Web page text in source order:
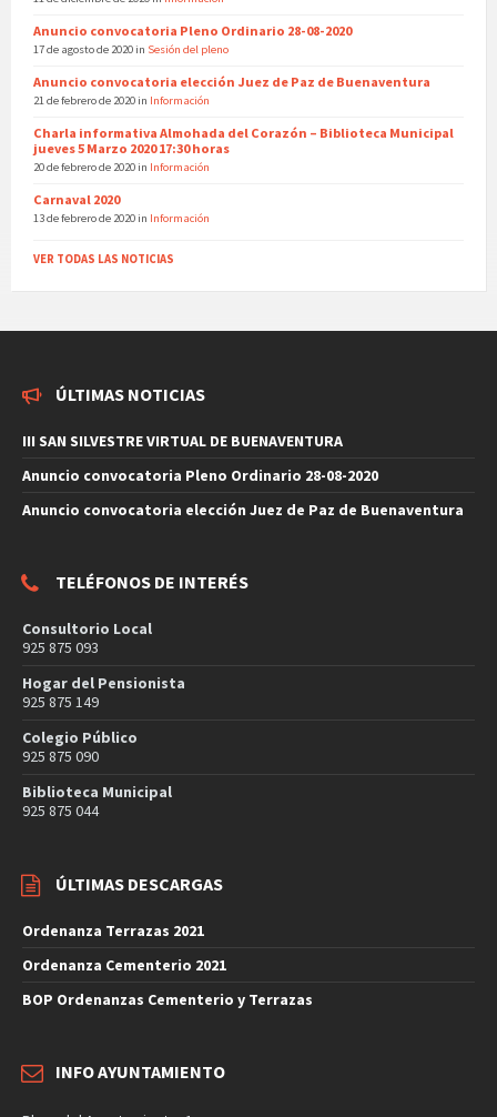
Anuncio convocatoria Pleno Ordinario 28-08-2020
17 de agosto de 2020 in Sesión del pleno
Anuncio convocatoria elección Juez de Paz de Buenaventura
21 de febrero de 2020 in Información
Charla informativa Almohada del Corazón – Biblioteca Municipal
jueves 5 Marzo 2020 17:30 horas
20 de febrero de 2020 in Información
Carnaval 2020
13 de febrero de 2020 in Información
VER TODAS LAS NOTICIAS
ÚLTIMAS NOTICIAS
III SAN SILVESTRE VIRTUAL DE BUENAVENTURA
Anuncio convocatoria Pleno Ordinario 28-08-2020
Anuncio convocatoria elección Juez de Paz de Buenaventura
TELÉFONOS DE INTERÉS
Consultorio Local
925 875 093
Hogar del Pensionista
925 875 149
Colegio Público
925 875 090
Biblioteca Municipal
925 875 044
ÚLTIMAS DESCARGAS
Ordenanza Terrazas 2021
Ordenanza Cementerio 2021
BOP Ordenanzas Cementerio y Terrazas
INFO AYUNTAMIENTO